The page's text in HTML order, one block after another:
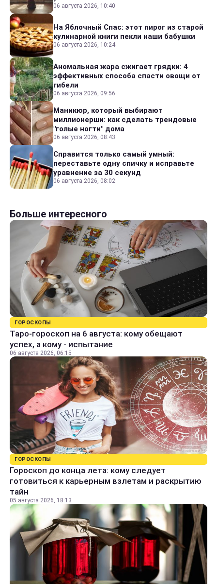
06 августа 2026, 10:40
На Яблочный Спас: этот пирог из старой
кулинарной книги пекли наши бабушки
06 августа 2026, 10:24
Аномальная жара сжигает грядки: 4
эффективных способа спасти овощи от
гибели
06 августа 2026, 09:56
Маникюр, который выбирают
миллионерши: как сделать трендовые
"голые ногти" дома
06 августа 2026, 08:43
Справится только самый умный:
переставьте одну спичку и исправьте
уравнение за 30 секунд
06 августа 2026, 08:02
Больше интересного
ГОРОСКОПЫ
Таро-гороскоп на 6 августа: кому обещают
успех, а кому - испытание
06 августа 2026, 06:15
ГОРОСКОПЫ
Гороскоп до конца лета: кому следует
готовиться к карьерным взлетам и раскрытию
тайн
05 августа 2026, 18:13